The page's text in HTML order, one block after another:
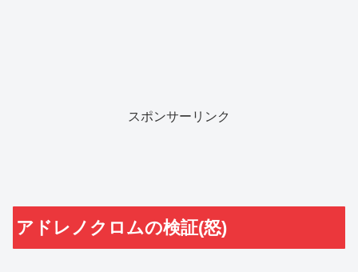
スポンサーリンク
アドレノクロムの検証(怒)